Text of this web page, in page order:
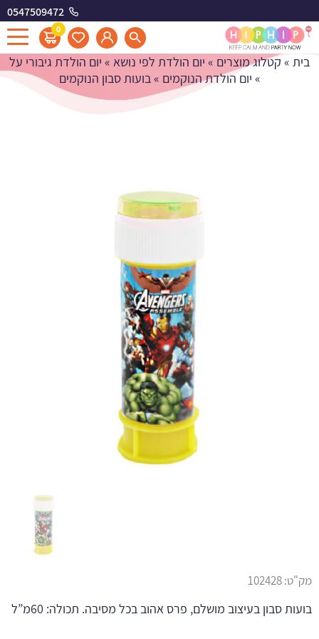
0547509472
0
בועות סבון הנוקמים
בית » קטלוג מוצרים » יום הולדת לפי נושא » יום הולדת גיבורי על
» יום הולדת הנוקמים »בועות סבון הנוקמים
מק"ט:102428
בועות סבון בעיצוב מושלם, פרס אהוב בכל מסיבה. תכולה: 60מ”ל